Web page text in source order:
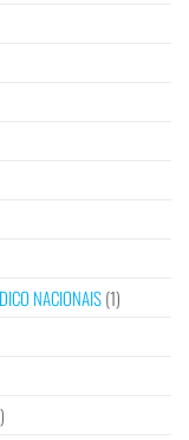
NACIONAIS(1)